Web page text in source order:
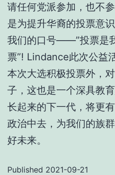
请任何党派参加，也不
是为提升华裔的投票意
我们的口号——”投票是
票”! Lindance此次公益
本次大选积极投票外，
子，这也是一个深具教
长起来的下一代，将更
政治中去，为我们的族
好未来。
Published 2021-09-21